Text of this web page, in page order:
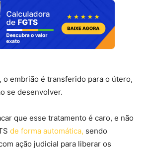
o embrião é transferido para o útero,
se desenvolver.
que esse tratamento é caro, e não
de forma automática, sendo
ação judicial para liberar os